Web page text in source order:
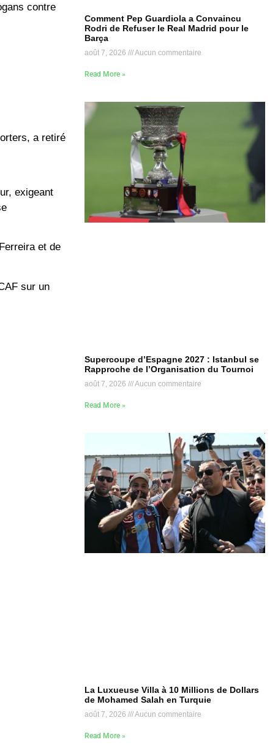
contre
a retiré
exigeant
et de
sur un
Comment Pep Guardiola a Convaincu
Rodri de Refuser le Real Madrid pour le
Barça
août 7, 2026 Aucun commentaire
Read More »
Supercoupe d’Espagne 2027 : Istanbul se
Rapproche de l’Organisation du Tournoi
août 7, 2026 Aucun commentaire
Read More »
La Luxueuse Villa à 10 Millions de Dollars
de Mohamed Salah en Turquie
août 7, 2026 Aucun commentaire
Read More »